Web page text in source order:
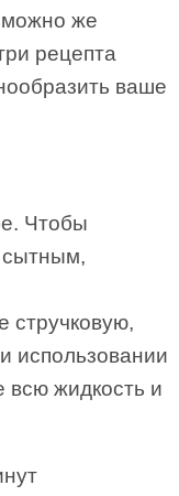
можно же
рецепта
ваше
Чтобы
сытным,
стручковую,
использовании
всю жидкость и